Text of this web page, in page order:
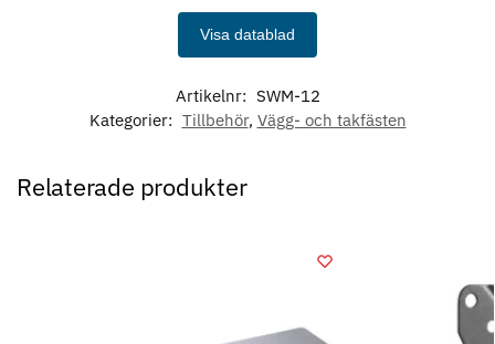
Visa datablad
Artikelnr: SWM-12
Kategorier: Tillbehör, Vägg- och takfästen
Relaterade produkter